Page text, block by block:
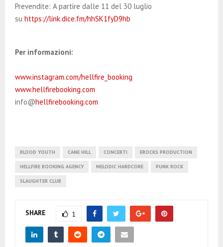
Prevendite: A partire dalle 11 del 30 luglio
su https://link.dice.fm/hhSK1fyD9hb
Per informazioni:
www.instagram.com/hellfire_booking
www.hellfirebooking.com
info@hellfirebooking.com
BLOOD YOUTH CANE HILL CONCERTI EROCKS PRODUCTION
HELLFIRE BOOKING AGENCY MELODIC HARDCORE PUNK ROCK
SLAUGHTER CLUB
SHARE 1